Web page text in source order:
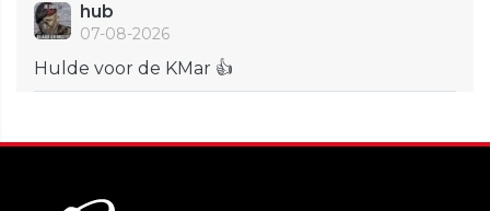
hub
07-08-2026
Hulde voor de KMar 👍